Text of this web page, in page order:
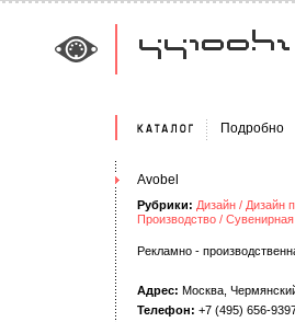
Подробно
Avobel
Рубрики: Дизайн / Дизайн
Производство /
Рекламно -
Адрес: Москва,
Телефон: +7 (495) 656-